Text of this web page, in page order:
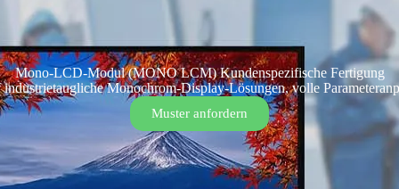
Mono-LCD-Modul (MONO LCM) Kundenspezifische Fertigung
industrietaugliche Monochrom-Display-Lösungen, volle
Muster anfordern